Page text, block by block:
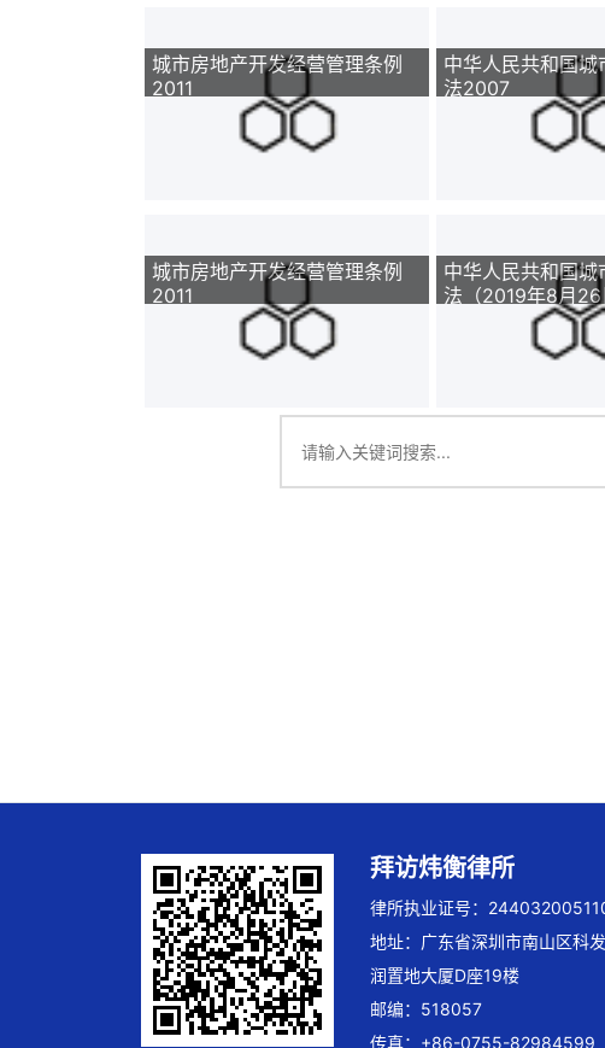
城市房地产开发经营管理条例
2011
中华人民共和国城
法2007
城市房地产开发经营管理条例
2011
中华人民共和国城
法（2019年8月26
拜访炜衡律所
律所执业证号：
地址：广东省深圳市南山区科
润置地大厦D座19楼
邮编：518057
传真：+86-0755-82984599